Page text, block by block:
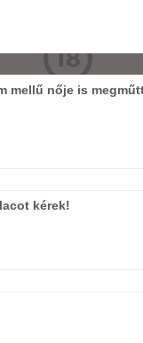
mellű nője is
kérek!